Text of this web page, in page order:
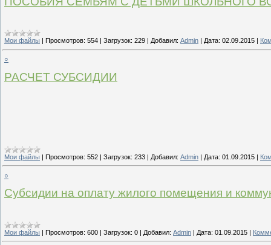
Мои файлы Просмотров: 554 Загрузок: 229 Добавил: Admin Дата: 02.09.2015
○
РАСЧЕТ СУБСИДИИ
Мои файлы | Просмотров: 552 | Загрузок: 233 | Добавил: Admin | Дата: 01.09.2015 |
○
Субсидии на оплату жилого помещения и
Мои файлы | Просмотров: 600 | Загрузок: 0 | Добавил: Admin | Дата: 01.09.2015 |